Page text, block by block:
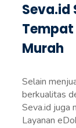
Seva.id
Tempat
Murah
Selain
berkualitas
Seva.id juga
Layanan